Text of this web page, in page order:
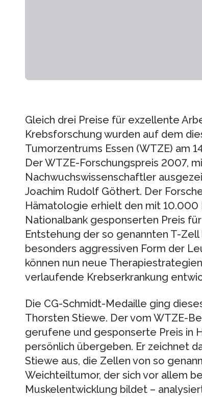
Gleich drei Preise für exzellente
Krebsforschung wurden auf dem
Tumorzentrums Essen (WTZE) am
Der WTZE-Forschungspreis 2007,
Nachwuchswissenschaftler
Joachim Rudolf Göthert. Der
Hämatologie erhielt den mit
Nationalbank gesponserten Preis
Entstehung der so genannten T-
besonders aggressiven Form der
können nun neue
verlaufende Krebserkrankung
Die CG-Schmidt-Medaille ging
Thorsten Stiewe. Der vom WTZE-
gerufene und gesponserte Preis in
persönlich übergeben. Er zeichnet
Stiewe aus, die Zellen von so
Weichteiltumor, der sich vor allem
Muskelentwicklung bildet –